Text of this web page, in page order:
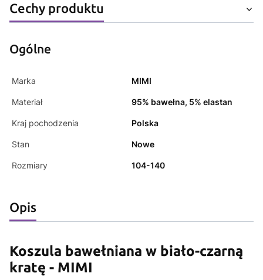
Cechy produktu
Ogólne
Marka MIMI
Materiał 95% bawełna, 5% elastan
Kraj pochodzenia Polska
Stan Nowe
Rozmiary 104-140
Opis
Koszula bawełniana w biało-czarną
kratę - MIMI